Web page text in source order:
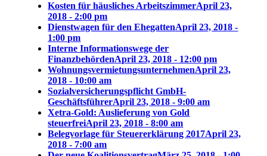
Kosten für häusliches ArbeitszimmerApril 23,
2018 - 2:00 pm
Dienstwagen für den EhegattenApril 23, 2018 -
1:00 pm
Interne Informationswege der
FinanzbehördenApril 23, 2018 - 12:00 pm
WohnungsvermietungsunternehmenApril 23,
2018 - 10:00 am
Sozialversicherungspflicht GmbH-
GeschäftsführerApril 23, 2018 - 9:00 am
Xetra-Gold: Auslieferung von Gold
steuerfreiApril 23, 2018 - 8:00 am
Belegvorlage für Steuererklärung 2017April 23,
2018 - 7:00 am